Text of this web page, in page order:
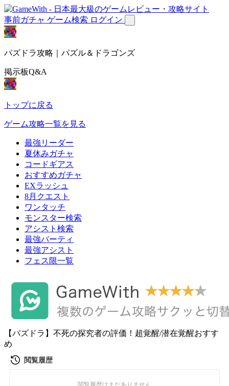
事前ガチャ ゲーム検索 ログイン
パズドラ攻略｜パズル＆ドラゴンズ
掲示板Q&A
トップに戻る
ゲーム攻略一覧を見る
最強リーダー
夏休みガチャ
コードギアス
おすすめガチャ
EXラッシュ
8月クエスト
ワンタッチ
モンスター検索
アシスト検索
最強パーティ
最強アシスト
フェス限一覧
【パズドラ】不死の探究者の評価！超覚醒/潜在覚醒おすす
め